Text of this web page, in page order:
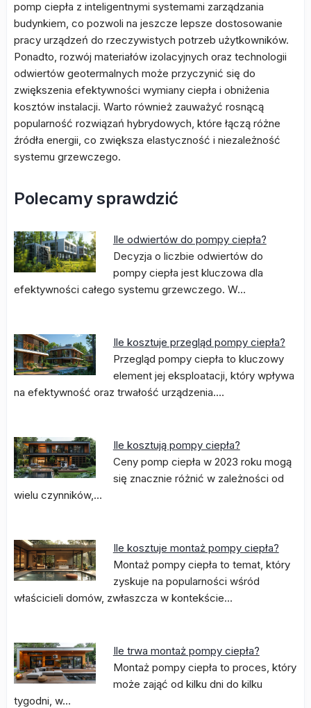
pomp ciepła z inteligentnymi systemami zarządzania
budynkiem, co pozwoli na jeszcze lepsze dostosowanie
pracy urządzeń do rzeczywistych potrzeb użytkowników.
Ponadto, rozwój materiałów izolacyjnych oraz technologii
odwiertów geotermalnych może przyczynić się do
zwiększenia efektywności wymiany ciepła i obniżenia
kosztów instalacji. Warto również zauważyć rosnącą
popularność rozwiązań hybrydowych, które łączą różne
źródła energii, co zwiększa elastyczność i niezależność
systemu grzewczego.
Polecamy sprawdzić
Ile odwiertów do pompy ciepła?
Decyzja o liczbie odwiertów do
pompy ciepła jest kluczowa dla
efektywności całego systemu grzewczego. W…
Ile kosztuje przegląd pompy ciepła?
Przegląd pompy ciepła to kluczowy
element jej eksploatacji, który wpływa
na efektywność oraz trwałość urządzenia.…
Ile kosztują pompy ciepła?
Ceny pomp ciepła w 2023 roku mogą
się znacznie różnić w zależności od
wielu czynników,…
Ile kosztuje montaż pompy ciepła?
Montaż pompy ciepła to temat, który
zyskuje na popularności wśród
właścicieli domów, zwłaszcza w kontekście…
Ile trwa montaż pompy ciepła?
Montaż pompy ciepła to proces, który
może zająć od kilku dni do kilku
tygodni, w…